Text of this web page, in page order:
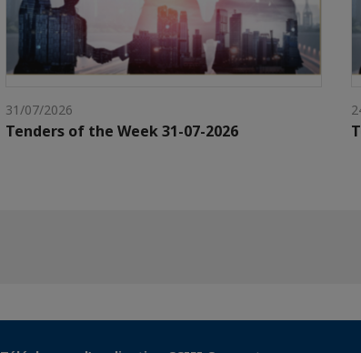
31/07/2026
Tenders of the Week 31-07-2026